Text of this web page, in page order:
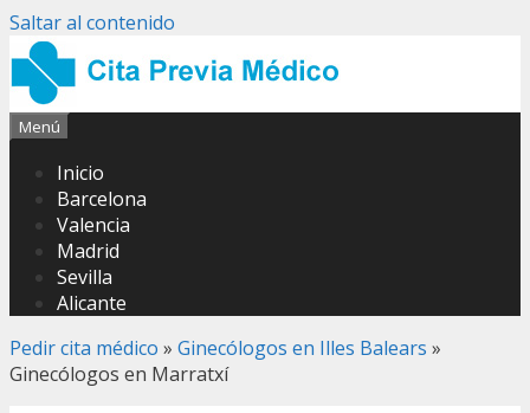
Saltar al contenido
Menú
Inicio
Barcelona
Valencia
Madrid
Sevilla
Alicante
Pedir cita médico » Ginecólogos en Illes Balears »
Ginecólogos en Marratxí